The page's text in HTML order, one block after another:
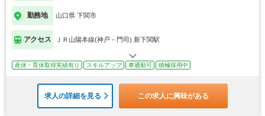
勤務地 山口県 下関市
アクセス ＪＲ山陽本線(神戸－門司) 新下関駅
産休・育休取得実績有り スキルアップ 車通勤可 積極採用中
求人の詳細を見る この求人に興味がある